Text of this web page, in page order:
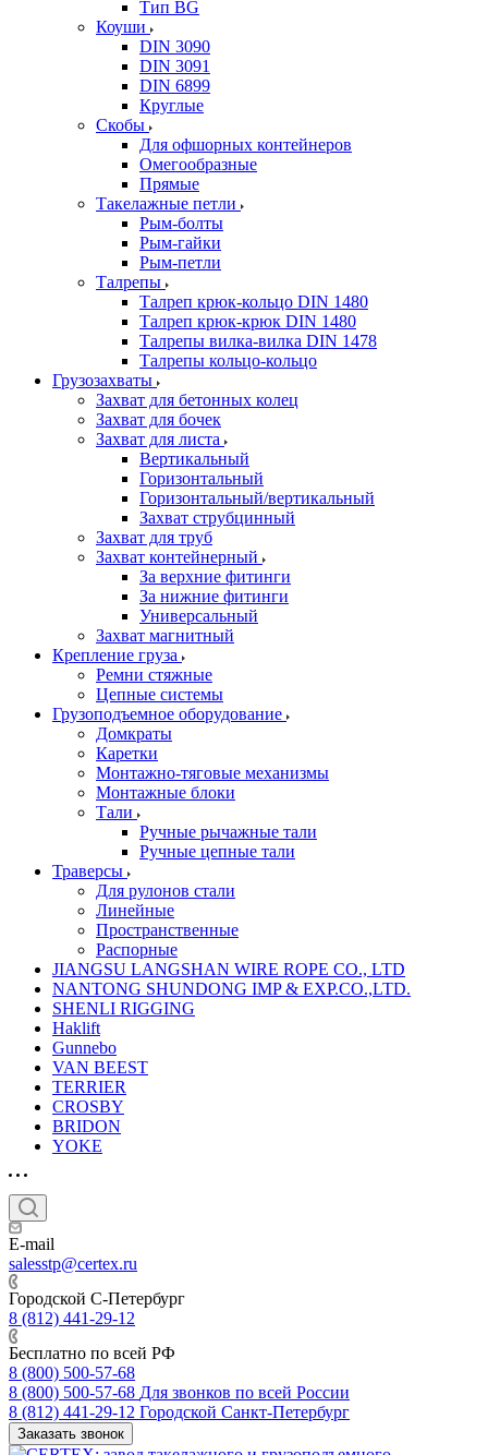
Тип BG
Коуши
DIN 3090
DIN 3091
DIN 6899
Круглые
Скобы
Для офшорных контейнеров
Омегообразные
Прямые
Такелажные петли
Рым-болты
Рым-гайки
Рым-петли
Талрепы
Талреп крюк-кольцо DIN 1480
Талреп крюк-крюк DIN 1480
Талрепы вилка-вилка DIN 1478
Талрепы кольцо-кольцо
Грузозахваты
Захват для бетонных колец
Захват для бочек
Захват для листа
Вертикальный
Горизонтальный
Горизонтальный/вертикальный
Захват струбцинный
Захват для труб
Захват контейнерный
За верхние фитинги
За нижние фитинги
Универсальный
Захват магнитный
Крепление груза
Ремни стяжные
Цепные системы
Грузоподъемное оборудование
Домкраты
Каретки
Монтажно-тяговые механизмы
Монтажные блоки
Тали
Ручные рычажные тали
Ручные цепные тали
Траверсы
Для рулонов стали
Линейные
Пространственные
Распорные
JIANGSU LANGSHAN WIRE ROPE CO., LTD
NANTONG SHUNDONG IMP & EXP.CO.,LTD.
SHENLI RIGGING
Haklift
Gunnebo
VAN BEEST
TERRIER
CROSBY
BRIDON
YOKE
E-mail
salesstp@certex.ru
Городской С-Петербург
8 (812) 441-29-12
Бесплатно по всей РФ
8 (800) 500-57-68
8 (800) 500-57-68 Для звонков по всей России
8 (812) 441-29-12 Городской Санкт-Петербург
Заказать звонок